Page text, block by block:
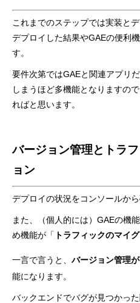
これまでのステップでは実装と
デプロイした結果やGAEの便利
す。
要件次第ではGAEと関連アプリ
しまうほど多機能となりますの
ればと思います。
バージョン管理とトラ
ョン
デプロイの状況をコンソールか
また、（個人的には）GAEの機
め機能が「 トラフィックのマイ
一言で言うと、バージョン管理
能になります。
バックエンドでバグが見つかっ